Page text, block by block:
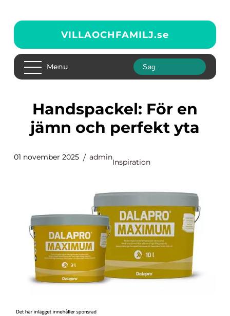
VILLAOCHFAMILJ.se
Menu
Handspackel: För en
jämn och perfekt yta
01 november 2025 admin
Inspiration